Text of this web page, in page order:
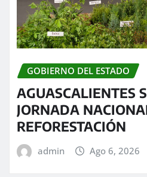
GOBIERNO DEL ESTADO
AGUASCALIENTES
JORNADA
REFORESTACIÓN
admin Ago 6, 2026